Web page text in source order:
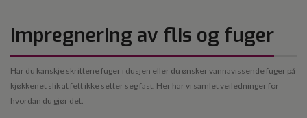
Impregnering av flis og fuger
Har du kanskje skrittene fuger i dusjen eller du ønsker vannavissende fuger på
kjøkkenet slik at fett ikke setter seg fast. Her har vi samlet veiledninger for
hvordan du gjør det.